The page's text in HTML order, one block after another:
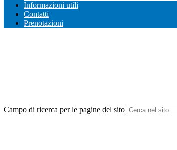
Informazioni utili
Contatti
Prenotazioni
Campo di ricerca per le pagine del sito